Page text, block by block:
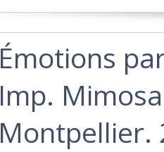
‎Émotions
Imp.
Montpellier.